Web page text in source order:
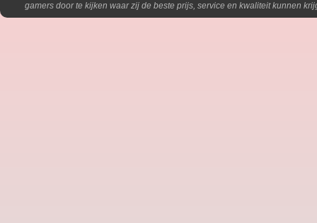
gamers door te kijken waar zij de beste prijs, service en kwaliteit kunnen